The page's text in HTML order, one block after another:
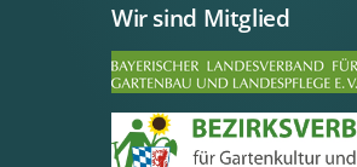
Wir sind Mitglied